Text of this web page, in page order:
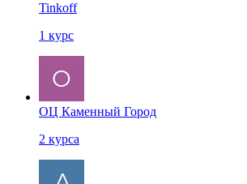
Tinkoff
1 курс
ОЦ Каменный Город
2 курса